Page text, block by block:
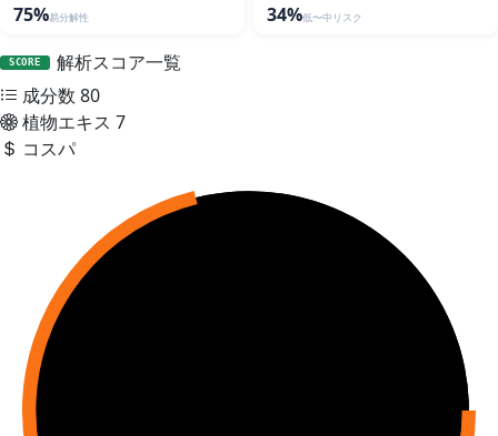
75%易分解性 34%低〜中リスク
SCORE
解析スコア一覧
成分数 80
植物エキス 7
コスパ